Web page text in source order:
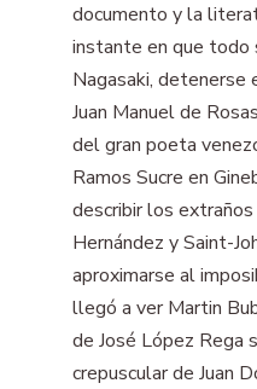
documento y la
instante en que todo
Nagasaki, detenerse
Juan Manuel de
del gran poeta
Ramos Sucre en
describir los
Hernández y Saint-
aproximarse al
llegó a ver Martin
de José López Rega
crepuscular de Juan